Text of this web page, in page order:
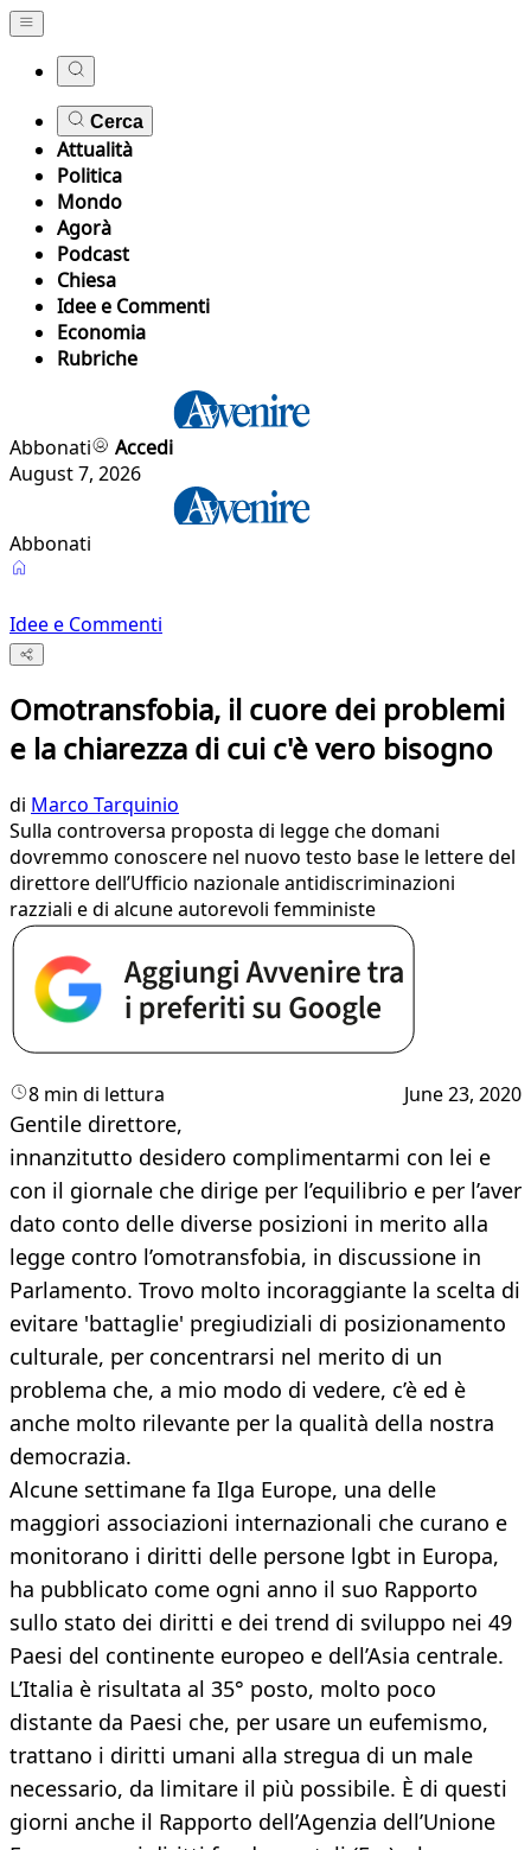
Cerca
Attualità
Politica
Mondo
Agorà
Podcast
Chiesa
Idee e Commenti
Economia
Rubriche
Abbonati
Accedi
August 7, 2026
Abbonati
Idee e Commenti
Omotransfobia, il cuore dei problemi
e la chiarezza di cui c'è vero bisogno
di Marco Tarquinio
Sulla controversa proposta di legge che domani
dovremmo conoscere nel nuovo testo base le lettere del
direttore dell’Ufficio nazionale antidiscriminazioni
razziali e di alcune autorevoli femministe
8 min di lettura June 23, 2020
Gentile direttore,
innanzitutto desidero complimentarmi con lei e
con il giornale che dirige per l’equilibrio e per l’aver
dato conto delle diverse posizioni in merito alla
legge contro l’omotransfobia, in discussione in
Parlamento. Trovo molto incoraggiante la scelta di
evitare 'battaglie' pregiudiziali di posizionamento
culturale, per concentrarsi nel merito di un
problema che, a mio modo di vedere, c’è ed è
anche molto rilevante per la qualità della nostra
democrazia.
Alcune settimane fa Ilga Europe, una delle
maggiori associazioni internazionali che curano e
monitorano i diritti delle persone lgbt in Europa,
ha pubblicato come ogni anno il suo Rapporto
sullo stato dei diritti e dei trend di sviluppo nei 49
Paesi del continente europeo e dell’Asia centrale.
L’Italia è risultata al 35° posto, molto poco
distante da Paesi che, per usare un eufemismo,
trattano i diritti umani alla stregua di un male
necessario, da limitare il più possibile. È di questi
giorni anche il Rapporto dell’Agenzia dell’Unione